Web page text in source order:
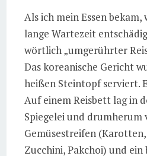
Als ich mein Essen
lange Wartezeit
wörtlich „umgerührter
Das koreanische Gericht
heißen Steintopf serviert.
Auf einem Reisbett lag in
Spiegelei und drumherum
Gemüsestreifen
Zucchini, Pakchoi) und ein